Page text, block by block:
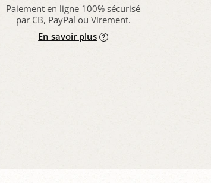
Paiement en ligne 100% sécurisé
par CB, PayPal ou Virement.
En savoir plus